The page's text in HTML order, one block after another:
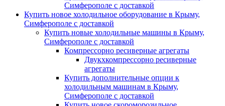
Симферополе с доставкой
Купить новое холодильное оборудование в Крыму,
Симферополе с доставкой
Купить новые холодильные машины в Крыму,
Симферополе с доставкой
Компрессорно ресиверные агрегаты
Двукхкомпрессорно ресиверные
агрегаты
Купить дополнительные опции к
холодильным машинам в Крыму,
Симферополе с доставкой